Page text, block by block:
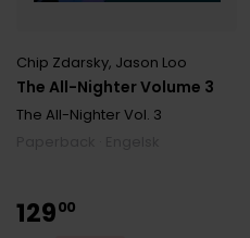
The All-Nighter Volume 3
Chip Zdarsky, Jason Loo
The All-Nighter Vol. 3
12900